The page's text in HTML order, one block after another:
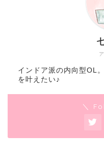
インドア派の内向型OL
を叶えたい♪
＼